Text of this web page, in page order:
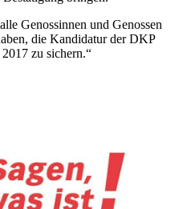
Genossinnen und Genossen
die Kandidatur der DKP
zu sichern.“